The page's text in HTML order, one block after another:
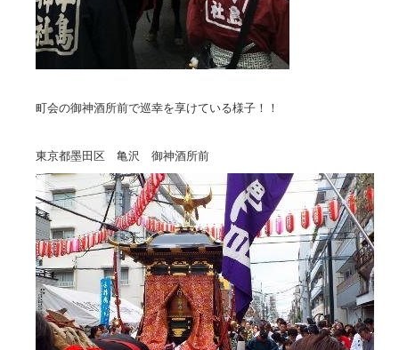
町会の御神酒所前で巡幸を享けている様子！！
東京都墨田区 亀沢 御神酒所前